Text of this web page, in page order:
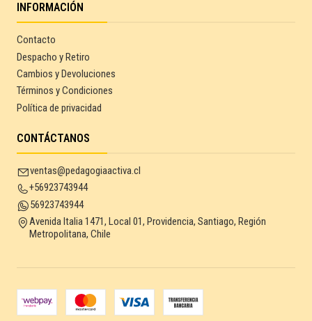
INFORMACIÓN
Contacto
Despacho y Retiro
Cambios y Devoluciones
Términos y Condiciones
Política de privacidad
CONTÁCTANOS
ventas@pedagogiaactiva.cl
+56923743944
56923743944
Avenida Italia 1471, Local 01, Providencia, Santiago, Región
Metropolitana, Chile